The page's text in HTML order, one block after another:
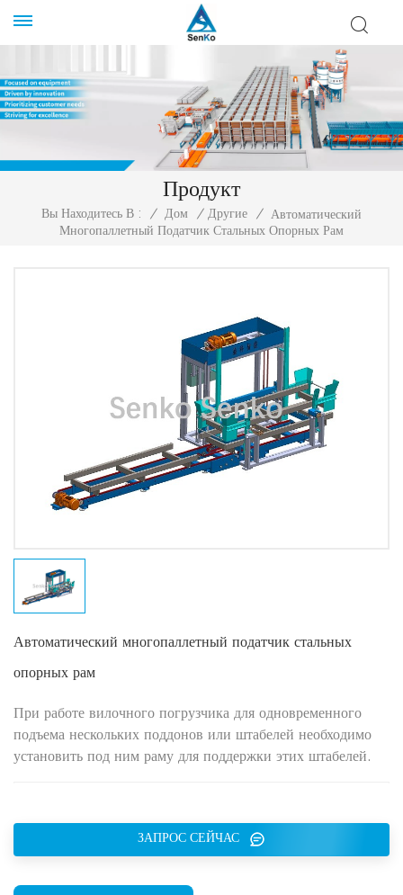
Продукт
Вы Находитесь В : / Дом / Другие /
Автоматический
Многопаллетный Податчик Стальных Опорных Рам
Автоматический многопаллетный податчик стальных
опорных рам
При работе вилочного погрузчика для одновременного
подъема нескольких поддонов или штабелей необходимо
установить под ним раму для поддержки этих штабелей.
ЗАПРОС СЕЙЧАС